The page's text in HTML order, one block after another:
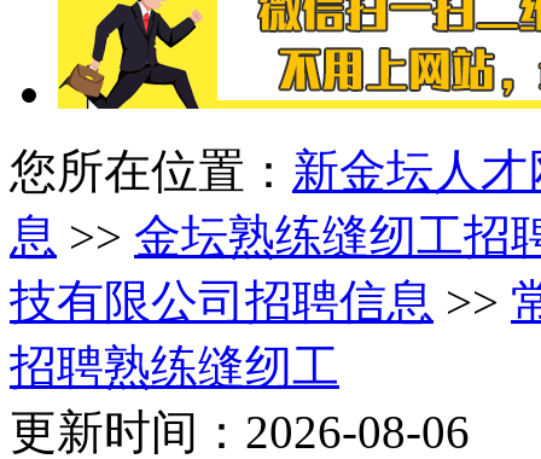
您所在位置： 新金坛人才
息 >> 金坛熟练缝纫工招
技有限公司招聘信息 >>
招聘熟练缝纫工
更新时间：2026-08-06